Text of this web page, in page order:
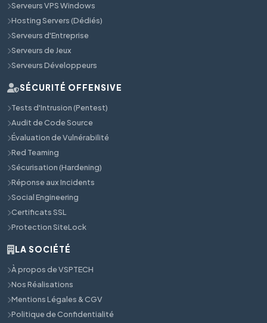
Serveurs VPS Windows
Hosting Servers (Dédiés)
Serveurs d'Entreprise
Serveurs de Jeux
Serveurs Développeurs
SÉCURITÉ OFFENSIVE
Tests d'Intrusion (Pentest)
Audit de Code Source
Évaluation de Vulnérabilité
Red Teaming
Sécurisation (Hardening)
Réponse aux Incidents
Social Engineering
Certificats SSL
Protection SiteLock
LA SOCIÉTÉ
À propos de VSPTECH
Nos Réalisations
Mentions Légales & CGV
Politique de Confidentialité